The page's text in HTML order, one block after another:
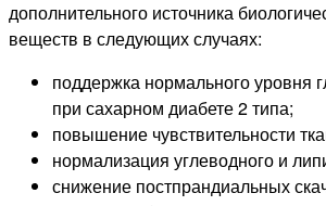
дополнительного источника
веществ в следующих случаях:
поддержка нормального уровня
при сахарном диабете 2 типа;
повышение чувствительности
нормализация углеводного и
снижение постпрандиальных